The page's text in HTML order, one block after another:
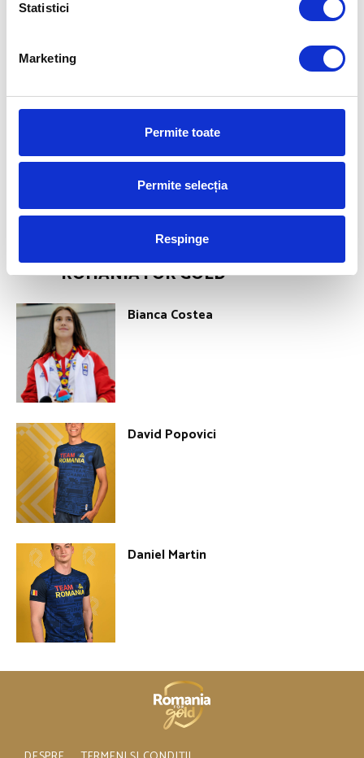
Statistici
Marketing
Permite toate
Permite selecția
Respinge
ROMANIA FOR GOLD
Bianca Costea
David Popovici
Daniel Martin